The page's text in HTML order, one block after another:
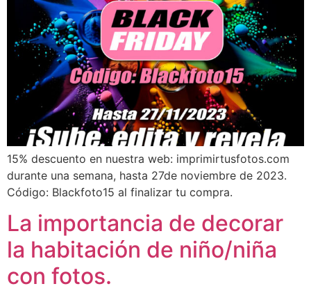
15% descuento en nuestra web: imprimirtusfotos.com
durante una semana, hasta 27de noviembre de 2023.
Código: Blackfoto15 al finalizar tu compra.
La importancia de decorar
la habitación de niño/niña
con fotos.